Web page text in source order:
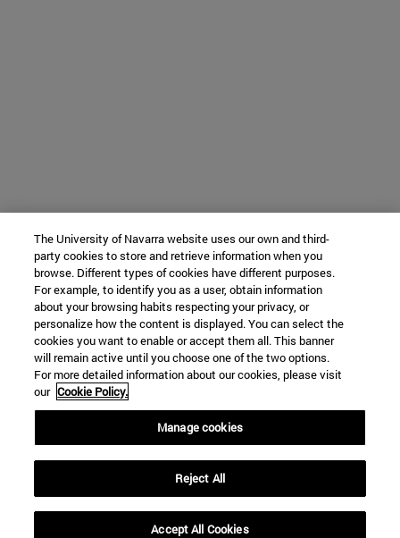
The University of Navarra website uses our own and third-
party cookies to store and retrieve information when you
browse. Different types of cookies have different purposes.
For example, to identify you as a user, obtain information
about your browsing habits respecting your privacy, or
personalize how the content is displayed. You can select the
cookies you want to enable or accept them all. This banner
will remain active until you choose one of the two options.
For more detailed information about our cookies, please visit
our Cookie Policy.
Manage cookies
Reject All
Accept All Cookies